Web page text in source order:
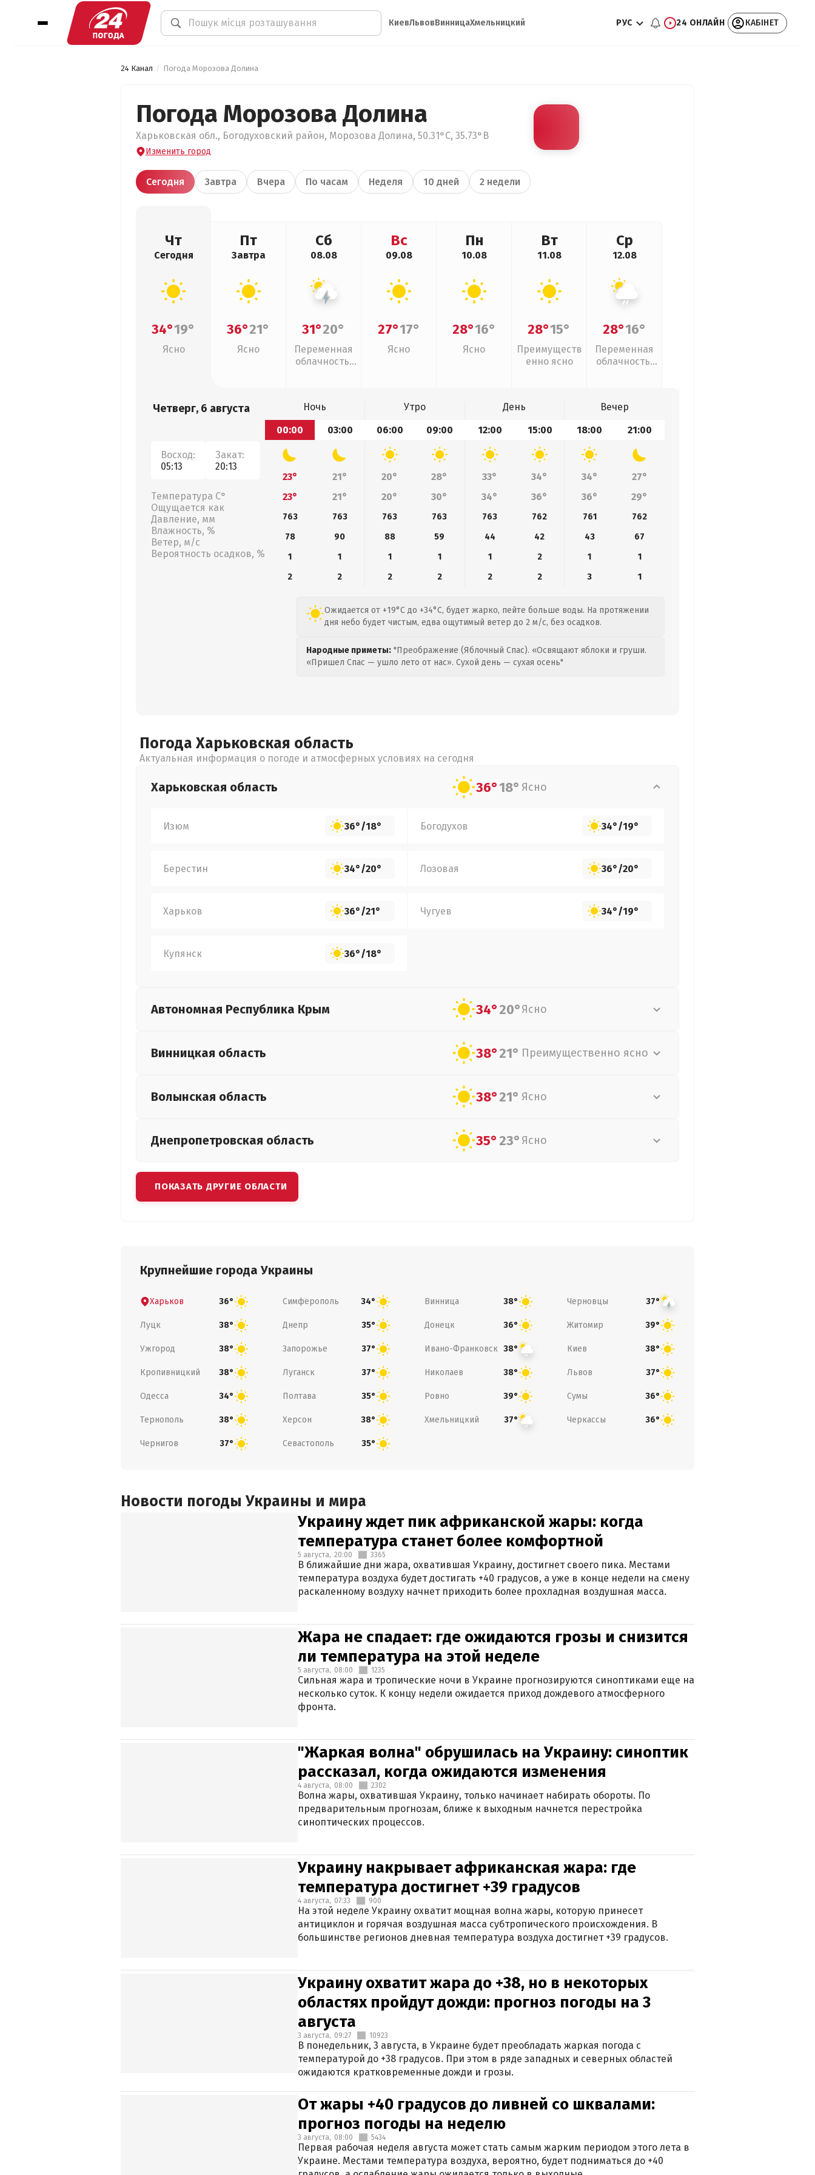
КиевЛьвовВинницаХмельницкий РУС 24 ОНЛАЙН КАБІНЕТ
24 Канал Погода Морозова Долина
Погода Морозова Долина
Харьковская обл., Богодуховский район, Морозова Долина, 50.31°С, 35.73°В
Изменить город
Сегодня Завтра Вчера По часам Неделя 10 дней 2 недели
Чт
Сегодня
34°19°
Ясно
Пт
Завтра
36°21°
Ясно
Сб
08.08
31°20°
Переменная
облачность,
Вс
09.08
27°17°
Ясно
Пн
10.08
28°16°
Ясно
Вт
11.08
28°15°
Преимуществ
енно ясно
Ср
12.08
28°16°
Переменная
облачность,
Четверг, 6 августа
Восход:
05:13
Закат:
20:13
Температура С°
Ощущается как
Давление, мм
Влажность, %
Ветер, м/с
Вероятность осадков, %
Ночь Утро День
Вечер
00:00
03:00 06:00 09:00 12:00 15:00 18:00 21:00
23° 21° 20° 28° 33° 34° 34°
27°
23°
21° 20° 30° 34° 36° 36° 29°
763 763 763 763 763 762 761
762
78
90 88 59 44 42 43
67
1
1 1 1 1 2 1
1
2
2 2 2 2 2 3 1
Ожидается от +19°C до +34°C, будет жарко, пейте больше воды. На протяжении
дня небо будет чистым, едва ощутимый ветер до 2 м/с, без осадков.
Народные приметы: "Преображение (Яблочный Спас). «Освящают яблоки и груши.
«Пришел Спас — ушло лето от нас». Сухой день — сухая осень"
Погода Харьковская область
Актуальная информация о погоде и атмосферных условиях на сегодня
Харьковская область 36°18° Ясно
Изюм 36°/18° Богодухов 34°/19°
Берестин 34°/20° Лозовая 36°/20°
Харьков 36°/21° Чугуев 34°/19°
Купянск 36°/18°
Автономная Республика Крым 34°20°Ясно
Винницкая область 38°21° Преимущественно ясно
Волынская область 38°21° Ясно
Днепропетровская область 35°23° Ясно
ПОКАЗАТЬ ДРУГИЕ ОБЛАСТИ
Крупнейшие города Украины
Харьков 36° Симферополь 34° Винница 38° Черновцы 37°
Луцк 38° Днепр 35° Донецк 36° Житомир 39°
Ужгород 38° Запорожье 37° Ивано-Франковск 38° Киев 38°
Кропивницкий 38° Луганск 37° Николаев 38° Львов 37°
Одесса 34° Полтава 35° Ровно 39° Сумы 36°
Тернополь 38° Херсон 38° Хмельницкий 37° Черкассы 36°
Чернигов 37° Севастополь 35°
Новости погоды Украины и мира
Украину ждет пик африканской жары: когда
температура станет более комфортной
5 августа, 20:00 3365
В ближайшие дни жара, охватившая Украину, достигнет своего пика. Местами
температура воздуха будет достигать +40 градусов, а уже в конце недели на смену
раскаленному воздуху начнет приходить более прохладная воздушная масса.
Жара не спадает: где ожидаются грозы и снизится
ли температура на этой неделе
5 августа, 08:00 1235
Сильная жара и тропические ночи в Украине прогнозируются синоптиками еще на
несколько суток. К концу недели ожидается приход дождевого атмосферного
фронта.
"Жаркая волна" обрушилась на Украину: синоптик
рассказал, когда ожидаются изменения
4 августа, 08:00 2302
Волна жары, охватившая Украину, только начинает набирать обороты. По
предварительным прогнозам, ближе к выходным начнется перестройка
синоптических процессов.
Украину накрывает африканская жара: где
температура достигнет +39 градусов
4 августа, 07:33 900
На этой неделе Украину охватит мощная волна жары, которую принесет
антициклон и горячая воздушная масса субтропического происхождения. В
большинстве регионов дневная температура воздуха достигнет +39 градусов.
Украину охватит жара до +38, но в некоторых
областях пройдут дожди: прогноз погоды на 3
августа
3 августа, 09:27 10923
В понедельник, 3 августа, в Украине будет преобладать жаркая погода с
температурой до +38 градусов. При этом в ряде западных и северных областей
ожидаются кратковременные дожди и грозы.
От жары +40 градусов до ливней со шквалами:
прогноз погоды на неделю
3 августа, 08:00 5434
Первая рабочая неделя августа может стать самым жарким периодом этого лета в
Украине. Местами температура воздуха, вероятно, будет подниматься до +40